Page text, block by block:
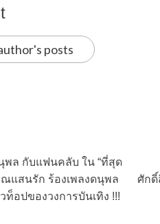
posts
พล กับแฟนคลับ ใน “ที่สุด
แสนรัก ร้องเพลงดนุพล
อปของวงการบันเทิง !!!
ศักดิ์